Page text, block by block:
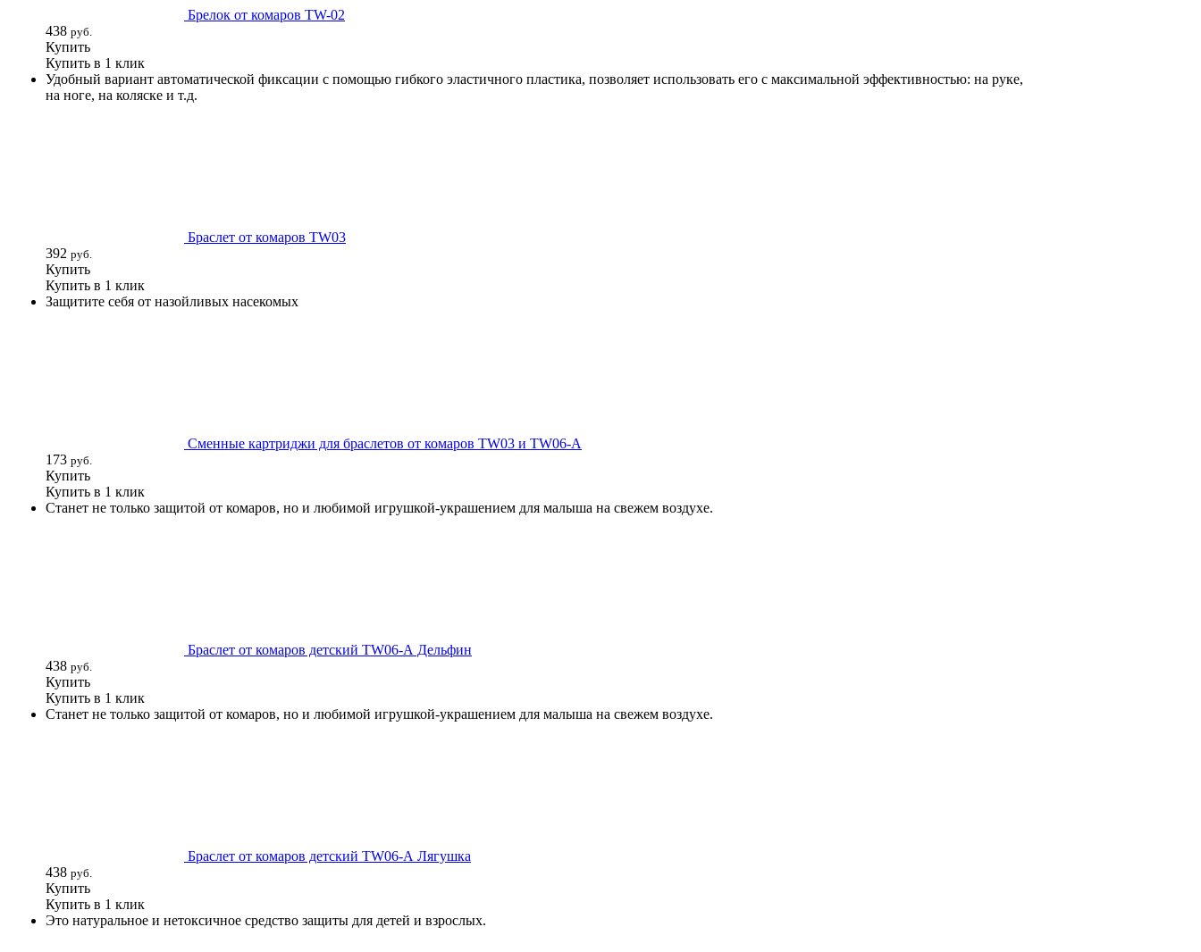
Брелок от комаров TW-02
438 руб.
Купить
Купить в 1 клик
Удобный вариант автоматической фиксации с помощью гибкого эластичного пластика, позволяет использовать его с максимальной эффективностью: на руке,
на ноге, на коляске и т.д.
Браслет от комаров TW03
392 руб.
Купить
Купить в 1 клик
Защитите себя от назойливых насекомых
Сменные картриджи для браслетов от комаров TW03 и TW06-А
173 руб.
Купить
Купить в 1 клик
Станет не только защитой от комаров, но и любимой игрушкой-украшением для малыша на свежем воздухе.
Браслет от комаров детский TW06-А Дельфин
438 руб.
Купить
Купить в 1 клик
Станет не только защитой от комаров, но и любимой игрушкой-украшением для малыша на свежем воздухе.
Браслет от комаров детский TW06-А Лягушка
438 руб.
Купить
Купить в 1 клик
Это натуральное и нетоксичное средство защиты для детей и взрослых.